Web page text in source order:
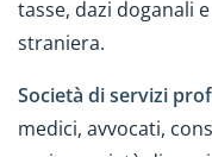
tasse, dazi doganali
straniera.
Società di servizi
medici, avvocati,